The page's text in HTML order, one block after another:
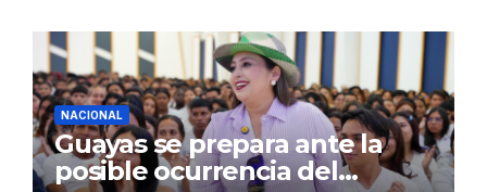
comerciales y de
concurrencia
NACIONAL
Guayas se prepara ante la
posible ocurrencia del